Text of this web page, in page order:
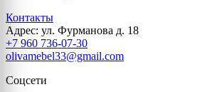
Контакты
Адрес: ул. Фурманова д. 18
+7 960 736-07-30
olivamebel33@gmail.com
Соцсети